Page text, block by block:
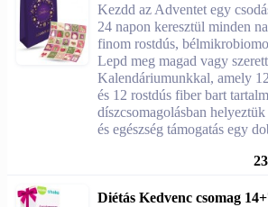
Kezdd az Adventet egy
24 napon keresztül minden
finom rostdús,
Lepd meg magad vagy
Kalendáriumunkkal, amely
és 12 rostdús fiber bart
díszcsomagolásban
és egészség támogatás egy
Diétás Kedvenc csomag